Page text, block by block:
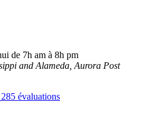
de 7h am à 8h pm
and Alameda, Aurora Post
évaluations